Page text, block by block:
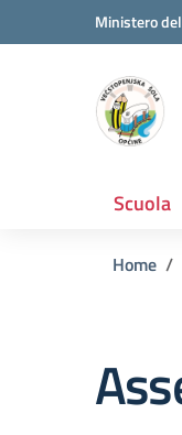
Vai ai contenuti
Vai al menu diMinistero
Scuola
Home